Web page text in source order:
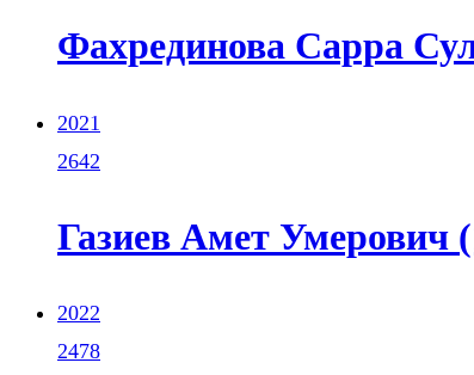
Фахрединова Сарра
2021
2642
Газиев Амет Умерович
2022
2478